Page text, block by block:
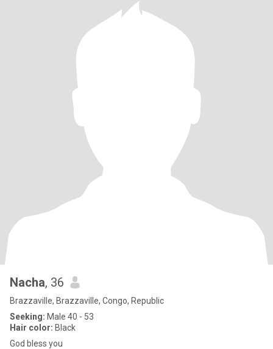
Nacha, 36
Brazzaville, Brazzaville, Congo, Republic
Seeking: Male 40 - 53
Hair color: Black
God bless you